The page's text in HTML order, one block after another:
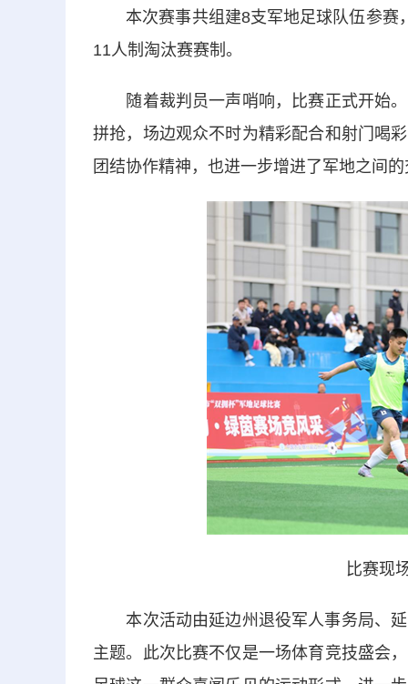
本次赛事共组建8支军地足球队伍参赛
11人制淘汰赛赛制。
随着裁判员一声哨响，比赛正式开始。
拼抢，场边观众不时为精彩配合和射门喝
团结协作精神，也进一步增进了军地之间
比赛现
本次活动由延边州退役军人事务局、延
主题。此次比赛不仅是一场体育竞技盛会